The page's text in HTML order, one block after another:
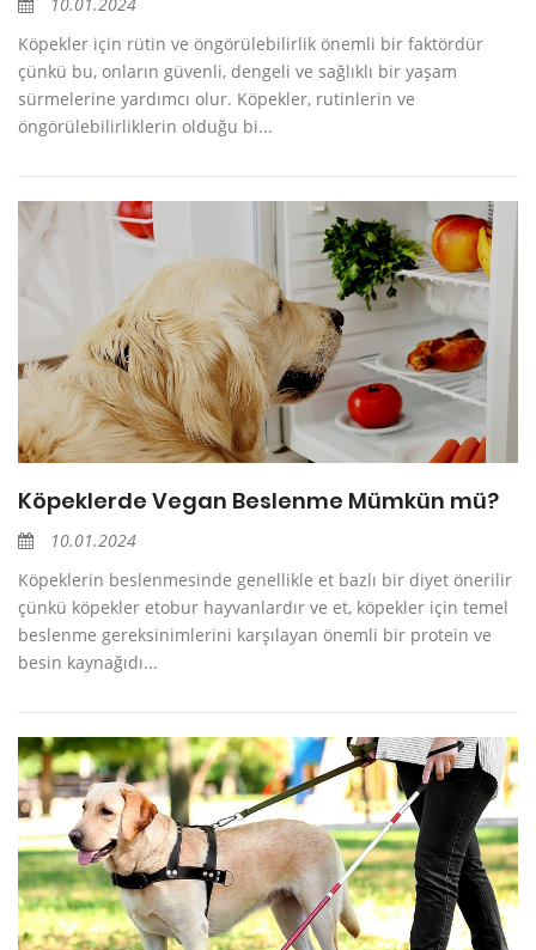
Köpekler için rütin ve öngörülebilirlik önemli bir faktördür
çünkü bu, onların güvenli, dengeli ve sağlıklı bir yaşam
sürmelerine yardımcı olur. Köpekler, rutinlerin ve
öngörülebilirliklerin olduğu bi...
Köpeklerde Vegan Beslenme Mümkün mü?
10.01.2024
Köpeklerin beslenmesinde genellikle et bazlı bir diyet önerilir
çünkü köpekler etobur hayvanlardır ve et, köpekler için temel
beslenme gereksinimlerini karşılayan önemli bir protein ve
besin kaynağıdı...